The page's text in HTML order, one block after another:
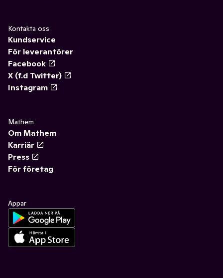
Kontakta oss
Kundservice
För leverantörer
Facebook
X (f.d Twitter)
Instagram
Mathem
Om Mathem
Karriär
Press
För företag
Appar